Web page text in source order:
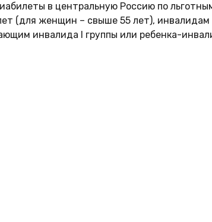
в центральную Россию по
(для женщин – свыше 55 лет), инвалидам
инвалида I группы или ребенка-